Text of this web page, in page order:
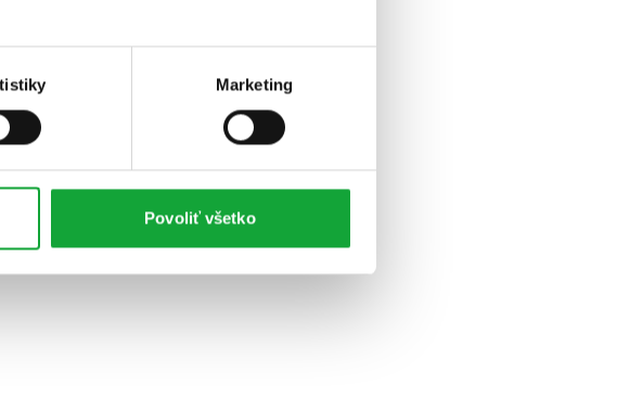
Marketing
Povoliť všetko